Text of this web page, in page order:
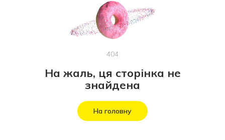
404
На жаль, ця сторінка не
знайдена
На головну